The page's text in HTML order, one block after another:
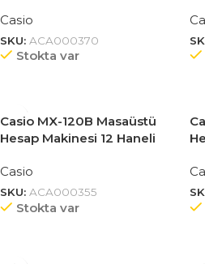
Casio
SKU: ACA000370
Stokta var
Casio MX-120B Masaüstü
Hesap Makinesi 12 Haneli
Casio
SKU: ACA000355
Stokta var